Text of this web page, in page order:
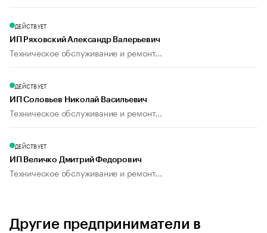
ДЕЙСТВУЕТ
ИП Ряховский Александр Валерьевич
Техническое обслуживание и ремонт...
ДЕЙСТВУЕТ
ИП Соловьев Николай Васильевич
Техническое обслуживание и ремонт...
ДЕЙСТВУЕТ
ИП Величко Дмитрий Федорович
Техническое обслуживание и ремонт...
Другие предприниматели в